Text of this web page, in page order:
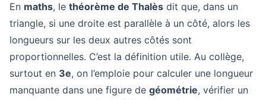
En maths, le théorème de Thalès dit que, dans un
triangle, si une droite est parallèle à un côté, alors les
longueurs sur les deux autres côtés sont
proportionnelles. C’est la définition utile. Au collège,
surtout en 3e, on l’emploie pour calculer une longueur
manquante dans une figure de géométrie, vérifier un